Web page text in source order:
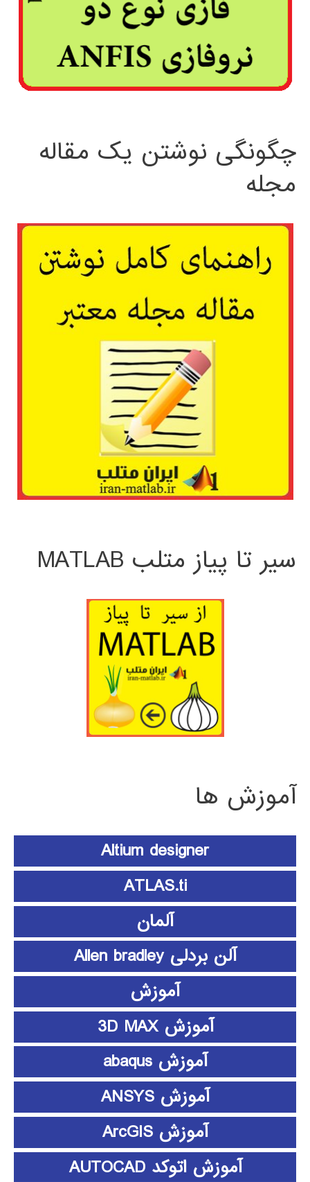
چگونگی نوشتن یک مقاله
مجله
سیر تا پیاز متلب MATLAB
آموزش ها
Altium designer
ATLAS.ti
آلمان
آلن بردلی Allen bradley
آموزش
آموزش 3D MAX
آموزش abaqus
آموزش ANSYS
آموزش ArcGIS
آموزش اتوکد AUTOCAD